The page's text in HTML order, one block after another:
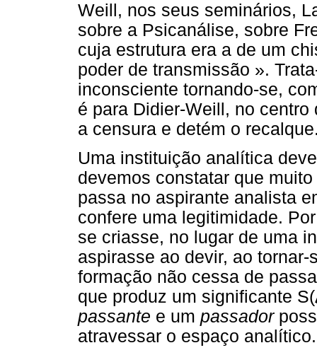
Weill, nos seus seminários,
sobre a Psicanálise, sobre
cuja estrutura era a de um
poder de transmissão ».
inconsciente tornando-se,
é para Didier-Weill, no
a censura e detém o
Uma instituição analítica
devemos constatar que
passa no aspirante analista
confere uma legitimidade.
se criasse, no lugar de uma
aspirasse ao devir, ao
formação não cessa de
que produz um significante
passante e um passador
atravessar o espaço analítico.